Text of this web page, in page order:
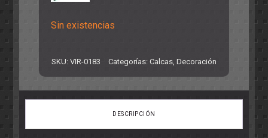
Sin existencias
SKU: VIR-0183 Categorías: Calcas, Decoración
DESCRIPCIÓN